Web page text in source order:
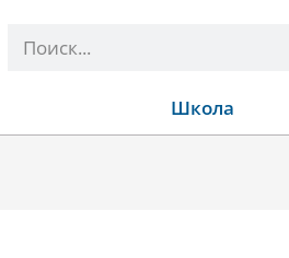
Поиск
Школа